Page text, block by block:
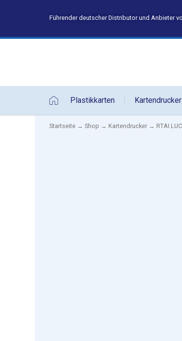
Führender deutscher Distributor und Anbieter
Plastikkarten Kartendrucker
Startseite → Shop → Kartendrucker → RTAI